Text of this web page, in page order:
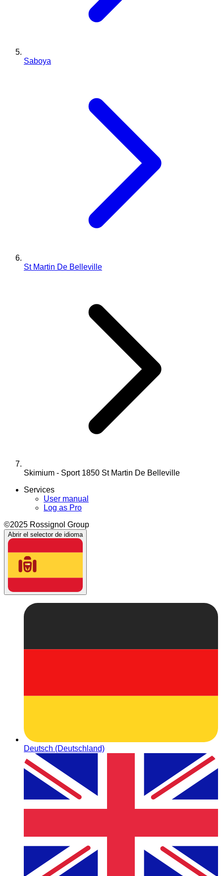
Saboya
St Martin De Belleville
Skimium - Sport 1850 St Martin De Belleville
Services
User manual
Log as Pro
©2025 Rossignol Group
Abrir el selector de idioma
Deutsch (Deutschland)